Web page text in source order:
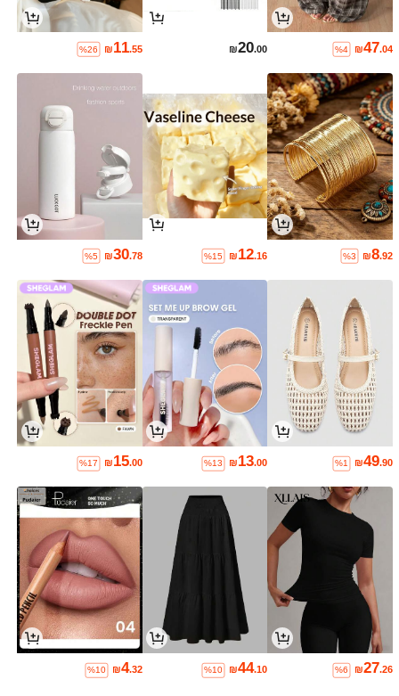
₪47.04
%4
₪20.00
₪11.55
%26
₪8.92
%3
₪12.16
%15
₪30.78
%5
₪49.90
%1
₪13.00
%13
₪15.00
%17
₪27.26
%6
₪44.10
%10
₪4.32
%10